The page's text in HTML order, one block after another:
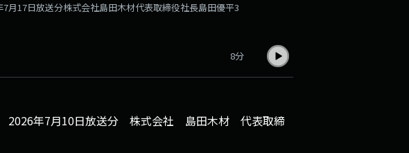
月17日放送分株式会社島田木材代表取締役社長島田優平3
8分
2026年7月10日放送分 株式会社 島田木材 代表取締